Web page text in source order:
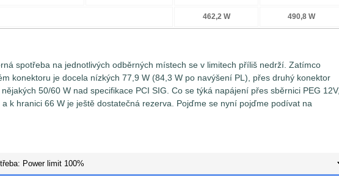
a proudu na jednotlivých odběrných místech je prováděno pomocí měřících
Bricklet 2.0 společnosti TinkerForge s přesností 0,5%. Pokud není v článku
462,2 W 490,8 W
spotřeba na jednotlivých odběrných místech se v limitech příliš nedrží. Zatímco
konektoru je docela nízkých 77,9 W (84,3 W po navýšení PL), přes druhý konektor
50/60 W nad specifikace PCI SIG. Co se týká napájení přes sběrnici PEG 12V,
k hranici 66 W je ještě dostatečná rezerva. Pojďme se nyní pojďme podívat na